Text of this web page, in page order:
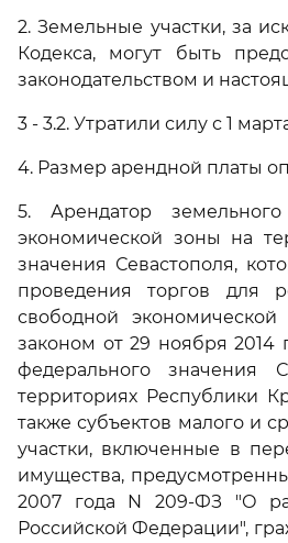
2. Земельные участки, за
Кодекса, могут быть
законодательством и
3 - 3.2. Утратили силу с 1
4. Размер арендной платы
5. Арендатор
экономической зоны на
значения Севастополя,
проведения торгов для
свободной
законом от 29 ноября
федерального значения
территориях Республики
также субъектов малого и
участки, включенные в
имущества,
2007 года N 209-ФЗ "О
Российской Федерации",